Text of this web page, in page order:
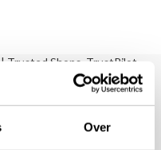
Over
Trusted Shops, TrustPilot,
aan het